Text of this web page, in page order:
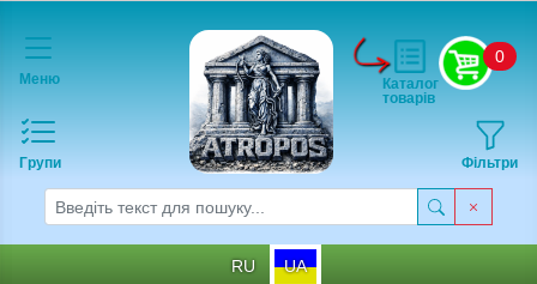
Меню
Групи
0
Фільтри
Каталог
товарів
RU UA